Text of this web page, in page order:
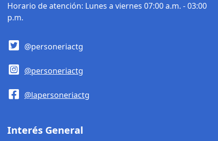
las empresas Afinia,
Horario de atención: Lunes a viernes 07:00 a.m. - 03:00
p.m.
@personeriactg
@personeriactg
@lapersoneriactg
Interés General